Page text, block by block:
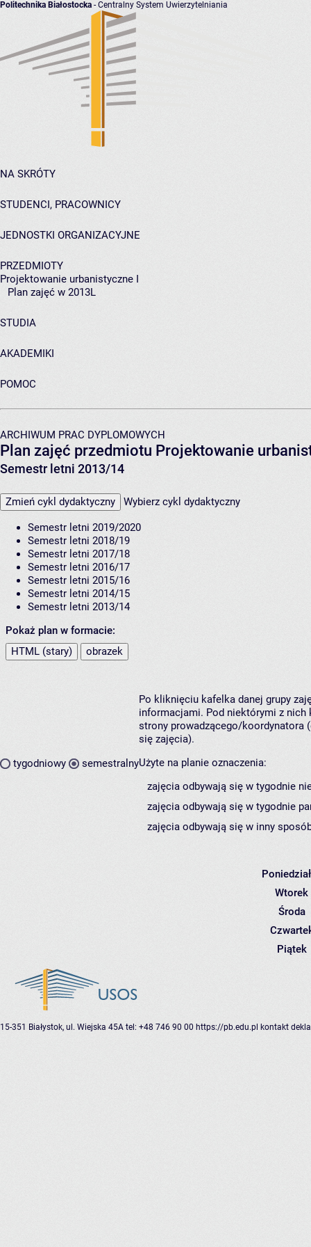
Politechnika Białostocka - Centralny System Uwierzytelniania
NA SKRÓTY
STUDENCI, PRACOWNICY
JEDNOSTKI ORGANIZACYJNE
PRZEDMIOTY
Projektowanie urbanistyczne I
Plan zajęć w 2013L
STUDIA
AKADEMIKI
POMOC
ARCHIWUM PRAC DYPLOMOWYCH
Plan zajęć przedmiotu Projektowanie
Semestr letni 2013/14
Zmień cykl dydaktyczny Wybierz cykl dydaktyczny
Semestr letni 2019/2020
Semestr letni 2018/19
Semestr letni 2017/18
Semestr letni 2016/17
Semestr letni 2015/16
Semestr letni 2014/15
Semestr letni 2013/14
Pokaż plan w formacie:
HTML (stary)
obrazek
tygodniowy semestralny
Po kliknięciu kafelka danej grupy
informacjami. Pod niektórymi z nich
strony prowadzącego/koordynatora
się zajęcia).
Użyte na planie oznaczenia:
zajęcia odbywają się w tygodnie
zajęcia odbywają się w tygodnie
zajęcia odbywają się w inny
Wtorek
Środa
Piątek
15-351 Białystok, ul. Wiejska 45A tel: +48 746 90 00 https://pb.edu.pl kontakt